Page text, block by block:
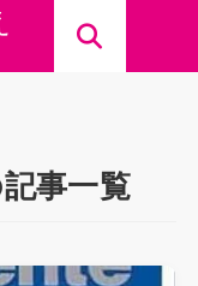
事一覧